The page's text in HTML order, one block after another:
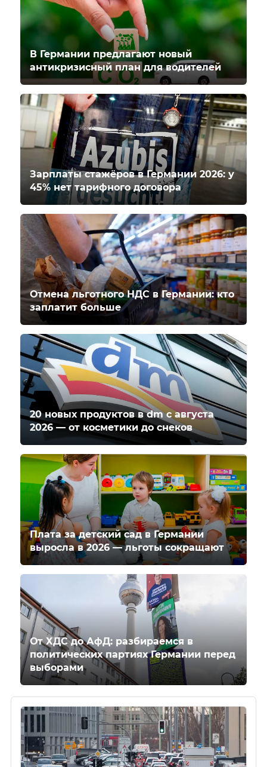
В Германии предлагают новый
антикризисный план для водителей
Зарплаты стажёров в Германии 2026: у
45% нет тарифного договора
Отмена льготного НДС в Германии: кто
заплатит больше
20 новых продуктов в dm с августа
2026 — от косметики до снеков
Плата за детский сад в Германии
выросла в 2026 — льготы сокращают
От ХДС до АфД: разбираемся в
политических партиях Германии перед
выборами